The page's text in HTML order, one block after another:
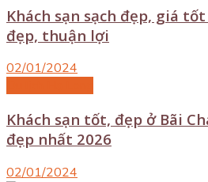
Khách sạn sạch đẹp, giá
đẹp, thuận lợi
02/01/2024
Khách sạn tốt, đẹp ở Bãi
đẹp nhất 2026
02/01/2024